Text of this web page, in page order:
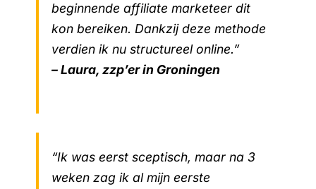
beginnende affiliate marketeer dit
kon bereiken. Dankzij deze methode
verdien ik nu structureel online.”
– Laura, zzp’er in Groningen
“Ik was eerst sceptisch, maar na 3
weken zag ik al mijn eerste